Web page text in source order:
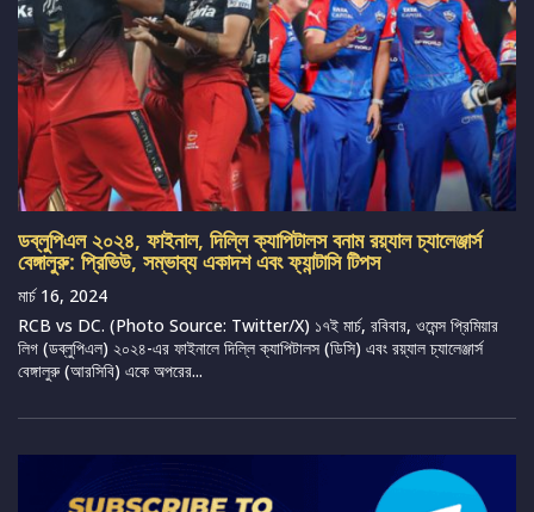
ডব্লুপিএল ২০২৪, ফাইনাল, দিল্লি ক্যাপিটালস বনাম রয়্যাল চ্যালেঞ্জার্স
বেঙ্গালুরু: প্রিভিউ, সম্ভাব্য একাদশ এবং ফ্যান্টাসি টিপস
মার্চ 16, 2024
RCB vs DC. (Photo Source: Twitter/X) ১৭ই মার্চ, রবিবার, ওমেন্স প্রিমিয়ার
লিগ (ডব্লুপিএল) ২০২৪-এর ফাইনালে দিল্লি ক্যাপিটালস (ডিসি) এবং রয়্যাল চ্যালেঞ্জার্স
বেঙ্গালুরু (আরসিবি) একে অপরের...